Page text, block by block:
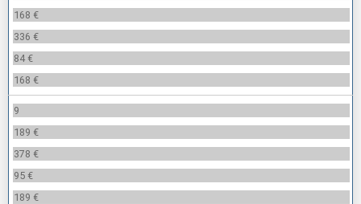
168 €
336 €
84 €
168 €
9
189 €
378 €
95 €
189 €